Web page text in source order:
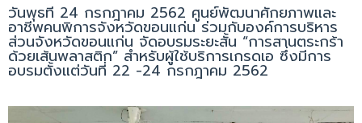
วันพุธที่ 24 กรกฎาคม 2562 ศูนย์พัฒนาศักยภาพและ
อาชีพคนพิการจังหวัดขอนแก่น ร่วมกับองค์การบริหาร
ส่วนจังหวัดขอนแก่น จัดอบรมระยะสั้น “การสานตระกร้า
ด้วยเส้นพลาสติก” สำหรับผู้ใช้บริการเกรดเอ ซึ่งมีการ
อบรมตั้งแต่วันที่ 22 -24 กรกฎาคม 2562